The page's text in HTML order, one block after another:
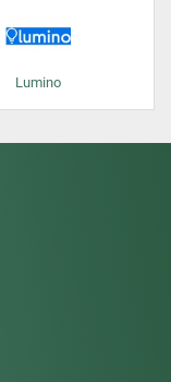
Lumino